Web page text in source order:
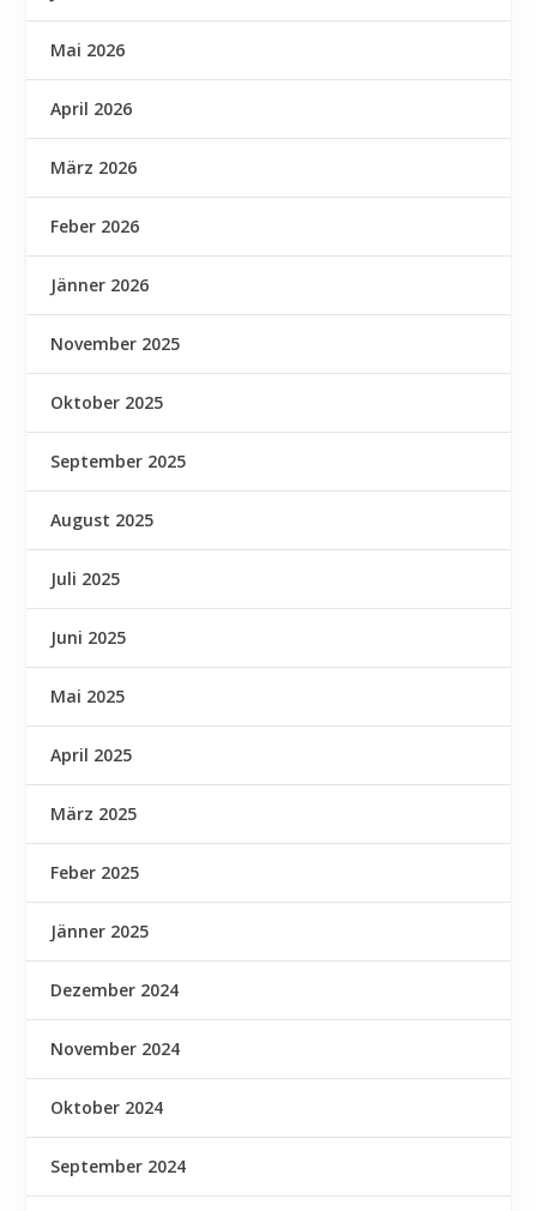
Mai 2026
April 2026
März 2026
Feber 2026
Jänner 2026
November 2025
Oktober 2025
September 2025
August 2025
Juli 2025
Juni 2025
Mai 2025
April 2025
März 2025
Feber 2025
Jänner 2025
Dezember 2024
November 2024
Oktober 2024
September 2024